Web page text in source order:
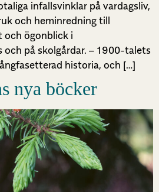
infallsvinklar på vardagsliv,
och heminredning till
och ögonblick i
och på skolgårdar. – 1900-talets
historia, och […]
nya böcker